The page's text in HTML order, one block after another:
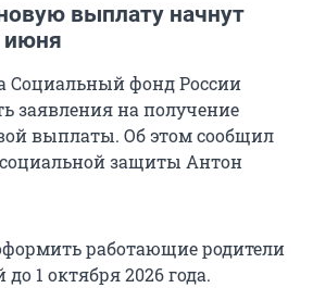
выплату начнут
июня
Социальный фонд России
заявления на получение
выплаты. Об этом сообщил
защиты Антон
работающие родители
до 1 октября 2026 года.